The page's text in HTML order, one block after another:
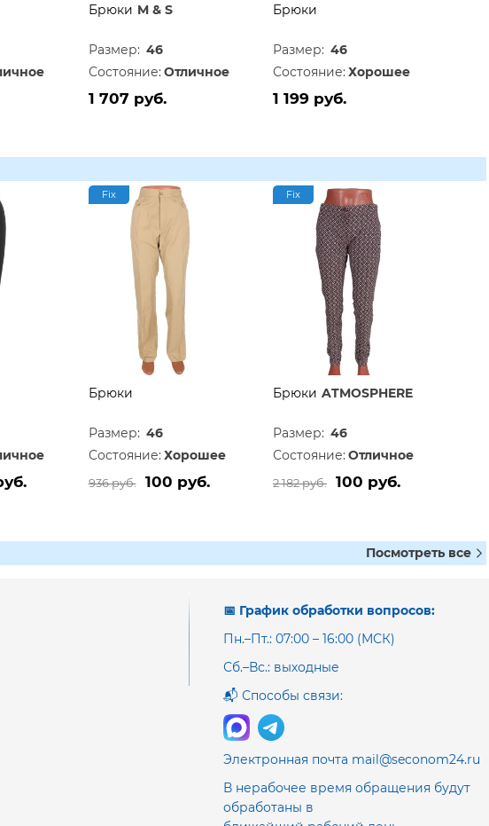
Брюки M & S
Размер: 46
Состояние: Отличное
1 707 руб.
Брюки
Размер: 46
Состояние: Хорошее
1 199 руб.
Fix
Брюки
Размер: 46
Состояние: Хорошее
936 руб. 100 руб.
Fix
Брюки ATMOSPHERE
Размер: 46
Состояние: Отличное
2 182 руб. 100 руб.
Посмотреть все
📅 График обработки вопросов:
Пн.–Пт.: 07:00 – 16:00 (МСК)
Сб.–Вс.: выходные
📬 Способы связи:
Электронная почта mail@seconom24.ru
В нерабочее время обращения будут
обработаны в